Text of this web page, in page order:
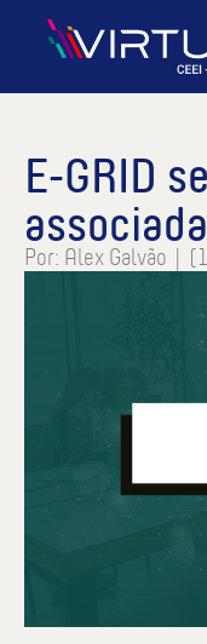
E-GRID
Por: Alex Galvão